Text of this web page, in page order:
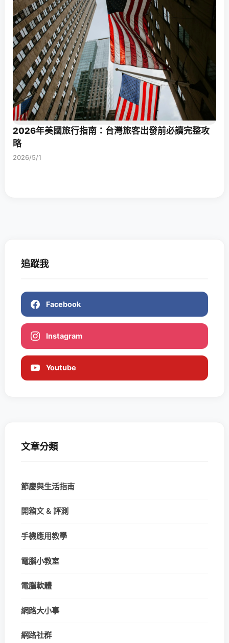
2026年美國旅行指南：台灣旅客出發前必讀完整攻
略
2026/5/1
追蹤我
Facebook
Instagram
Youtube
文章分類
節慶與生活指南
開箱文 & 評測
手機應用教學
電腦小教室
電腦軟體
網路大小事
網路社群